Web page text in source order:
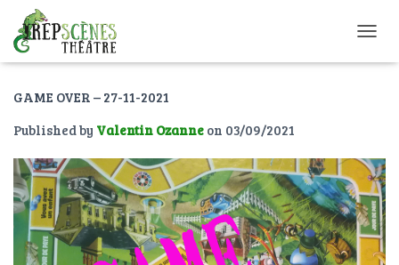
U
F
E
R
M
E
R
GAME OVER – 27-11-2021
Published by Valentin Ozanne on 03/09/2021